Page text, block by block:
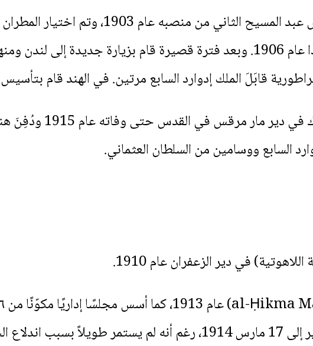
عُزِلَ البطريرك السرياني إغناطيوس عبد المسيح الثاني
ليخلفه وتم تَنصيبُه بطريركًا جديدًا عام 1906. وبعد فترة قصيرة قام بزيارة جديدة
مع عودته من الهند استقر
السابع ووسامين من السلطان العثماني.
في دير الزعفران عام 1910.